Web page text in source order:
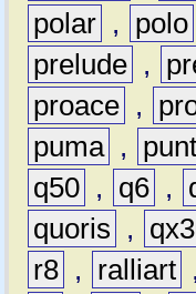
polar , polo
prelude ,
proace ,
puma ,
q50 , q6 ,
quoris
,
r8 , ralliart ,